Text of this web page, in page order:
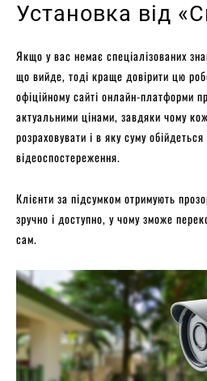
Установка від
Якщо у вас немає спеціалізованих
що вийде, тоді краще довірити цю
офіційному сайті онлайн-платформи
актуальними цінами, завдяки чому
розраховувати і в яку суму
відеоспостереження.
Клієнти за підсумком отримують
зручно і доступно, у чому зможе
сам.